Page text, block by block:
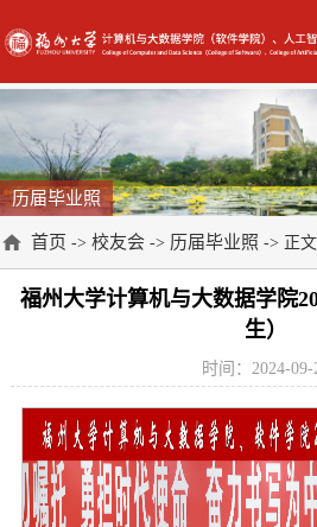
历届毕业照
首页 -> 校友会 -> 历届毕业照 -> 正文
福州大学计算机与大数据学院
生）
时间：2024-09-